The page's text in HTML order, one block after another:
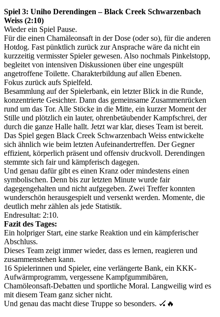
Spiel 3: Uniho Derendingen – Black Creek Schwarzenbach
Weiss (2:10)
Wieder ein Spiel Pause.
Für die einen Chamäleonsaft in der Dose (oder so), für die anderen
Hotdog. Fast pünktlich zurück zur Ansprache wäre da nicht ein
kurzzeitig vermisster Spieler gewesen. Also nochmals Pinkelstopp,
begleitet von intensiven Diskussionen über eine ungespült
angetroffene Toilette. Charakterbildung auf allen Ebenen.
Fokus zurück aufs Spielfeld.
Besammlung auf der Spielerbank, ein letzter Blick in die Runde,
konzentrierte Gesichter. Dann das gemeinsame Zusammenrücken
rund um das Tor. Alle Stöcke in die Mitte, ein kurzer Moment der
Stille und plötzlich ein lauter, ohrenbetäubender Kampfschrei, der
durch die ganze Halle hallt. Jetzt war klar, dieses Team ist bereit.
Das Spiel gegen Black Creek Schwarzenbach Weiss entwickelte
sich ähnlich wie beim letzten Aufeinandertreffen. Der Gegner
effizient, körperlich präsent und offensiv druckvoll. Derendingen
stemmte sich fair und kämpferisch dagegen.
Und genau dafür gibt es einen Kranz oder mindestens einen
symbolischen. Denn bis zur letzten Minute wurde fair
dagegengehalten und nicht aufgegeben. Zwei Treffer konnten
wunderschön herausgespielt und versenkt werden. Momente, die
deutlich mehr zählen als jede Statistik.
Endresultat: 2:10.
Fazit des Tages:
Ein holpriger Start, eine starke Reaktion und ein kämpferischer
Abschluss.
Dieses Team zeigt immer wieder, dass es lernen, reagieren und
zusammenstehen kann.
16 Spielerinnen und Spieler, eine verlängerte Bank, ein KKK-
Aufwärmprogramm, vergessene Kampfgummibären,
Chamöleonsaft-Debatten und sportliche Moral. Langweilig wird es
mit diesem Team ganz sicher nicht.
Und genau das macht diese Truppe so besonders. 🏑🔥